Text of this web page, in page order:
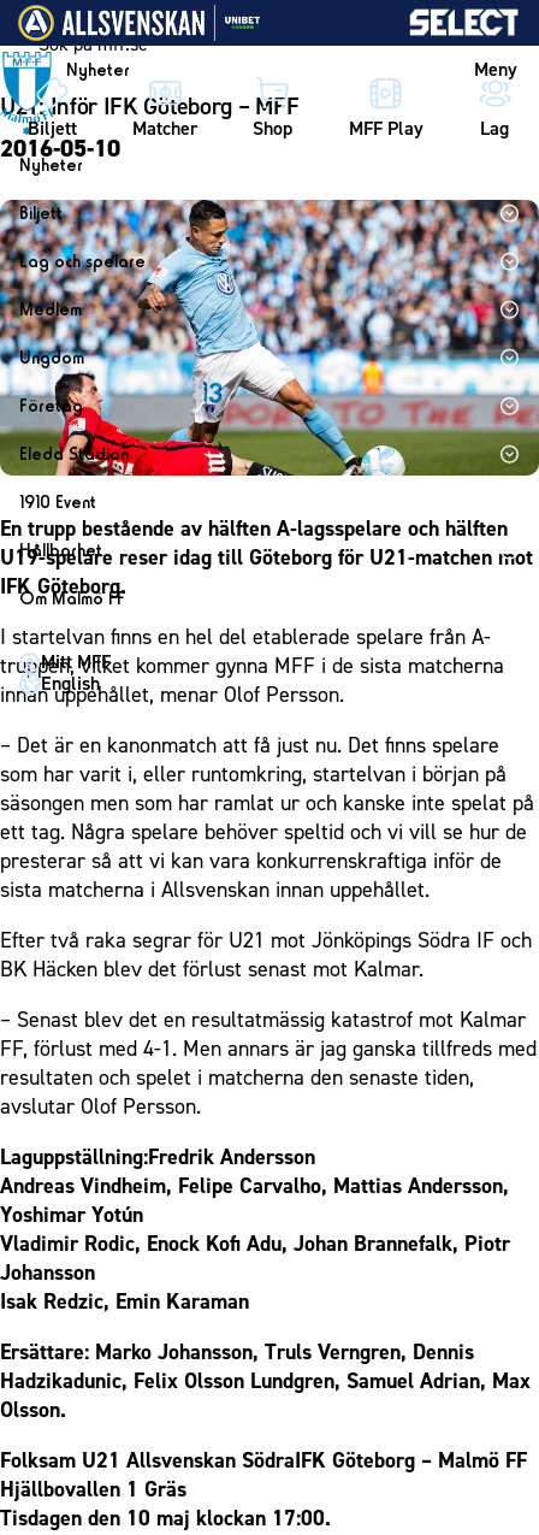
Vidare till innehållet
Nyheter Meny
Biljett Matcher Shop MFF Play Lag
Nyheter
Nyheter
Kalender
Biljett
Biljett
Årskort herr
Årskort dam
Mitt MFF
Biljetter till bortamatcher
Biljettvillkor
Lag och spelare
Lag
Herrlaget
Spelare
Ledarstab
Damlaget
Spelare
Ledarstab
Medlem
Medlemskap i Malmö FF
Årsmöte 2026
Ungdom
MFF Ungdom
Sommarfotboll
Skånecupen
Fotbollsskolan
Fotbollsnätverket
P19
F19
P17
F17
Malmö Trophy
Företag
Bli företagspartner
Nätverket
Klubbstolar
Partner dam
Eleda Stadion
Eleda Stadion
Erics Bar & Restaurang
Matchdag på Eleda Stadion
MFF-museet & rundvandringar
1910 Event
1910 Event
Fest & Event
Möte
Mässa
Sommarfest
Julshow
Inspiration
Vanliga frågor om 1910 Event
Hållbarhet
Hållbarhet
Himmelsblå framtid – en match för miljön
MFF i samhället
Laget för alla
Nattfotboll
Himmelsblå Tillsammans
Karriärakademin
Grundskolefotboll mot rasismer
Skolakademier
Fonder
Om Malmö FF
Om Malmö FF
Kontakt
Press och media
Historik – herrlaget
Historik – damlaget
Närstående organisationer
Policydokument
Personuppgiftspolicy
Mitt MFF
English
U21: Inför IFK Göteborg – MFF
2016-05-10
En trupp bestående av hälften A-lagsspelare och hälften
U19-spelare reser idag till Göteborg för U21-matchen mot
IFK Göteborg.
I startelvan finns en hel del etablerade spelare från A-
truppen, vilket kommer gynna MFF i de sista matcherna
innan uppehållet, menar Olof Persson.
– Det är en kanonmatch att få just nu. Det finns spelare
som har varit i, eller runtomkring, startelvan i början på
säsongen men som har ramlat ur och kanske inte spelat på
ett tag. Några spelare behöver speltid och vi vill se hur de
presterar så att vi kan vara konkurrenskraftiga inför de
sista matcherna i Allsvenskan innan uppehållet.
Efter två raka segrar för U21 mot Jönköpings Södra IF och
BK Häcken blev det förlust senast mot Kalmar.
– Senast blev det en resultatmässig katastrof mot Kalmar
FF, förlust med 4-1. Men annars är jag ganska tillfreds med
resultaten och spelet i matcherna den senaste tiden,
avslutar Olof Persson.
Laguppställning:Fredrik Andersson
Andreas Vindheim, Felipe Carvalho, Mattias Andersson,
Yoshimar Yotún
Vladimir Rodic, Enock Kofi Adu, Johan Brannefalk, Piotr
Johansson
Isak Redzic, Emin Karaman
Ersättare: Marko Johansson, Truls Verngren, Dennis
Hadzikadunic, Felix Olsson Lundgren, Samuel Adrian, Max
Olsson.
Folksam U21 Allsvenskan SödraIFK Göteborg – Malmö FF
Hjällbovallen 1 Gräs
Tisdagen den 10 maj klockan 17:00.